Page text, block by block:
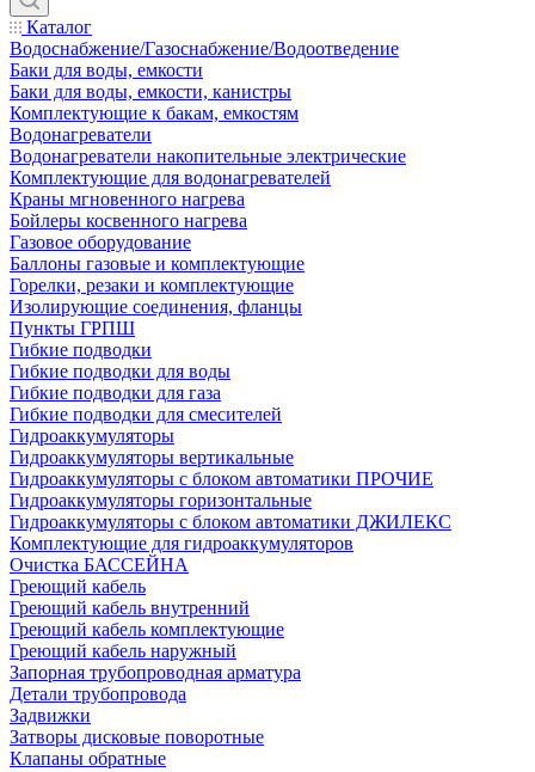
Каталог
Водоснабжение/Газоснабжение/Водоотведение
Баки для воды, емкости
Баки для воды, емкости, канистры
Комплектующие к бакам, емкостям
Водонагреватели
Водонагреватели накопительные электрические
Комплектующие для водонагревателей
Краны мгновенного нагрева
Бойлеры косвенного нагрева
Газовое оборудование
Баллоны газовые и комплектующие
Горелки, резаки и комплектующие
Изолирующие соединения, фланцы
Пункты ГРПШ
Гибкие подводки
Гибкие подводки для воды
Гибкие подводки для газа
Гибкие подводки для смесителей
Гидроаккумуляторы
Гидроаккумуляторы вертикальные
Гидроаккумуляторы с блоком автоматики ПРОЧИЕ
Гидроаккумуляторы горизонтальные
Гидроаккумуляторы с блоком автоматики ДЖИЛЕКС
Комплектующие для гидроаккумуляторов
Очистка БАССЕЙНА
Греющий кабель
Греющий кабель внутренний
Греющий кабель комплектующие
Греющий кабель наружный
Запорная трубопроводная арматура
Детали трубопровода
Задвижки
Затворы дисковые поворотные
Клапаны обратные